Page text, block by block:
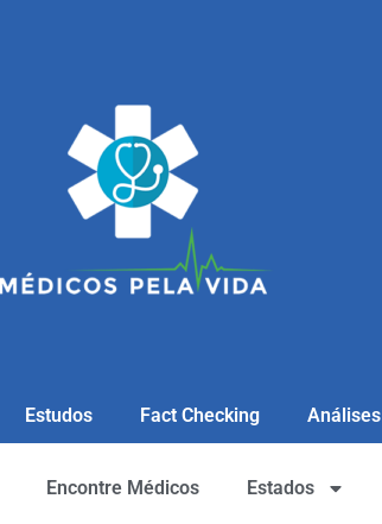
Estudos Fact Checking Análises
Encontre Médicos Estados